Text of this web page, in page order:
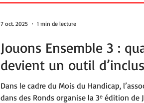
Jouons Ensemble 3 :
devient un outil
Dans le cadre du Mois du Handicap,
dans des Ronds organise la 3ᵉ édition de
7 oct. 2025 1 min de lecture